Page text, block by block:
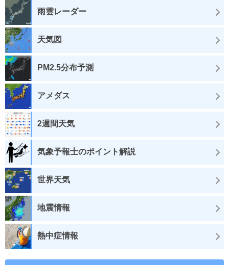
雨雲レーダー
天気図
PM2.5分布予測
アメダス
2週間天気
気象予報士のポイント解説
世界天気
地震情報
熱中症情報